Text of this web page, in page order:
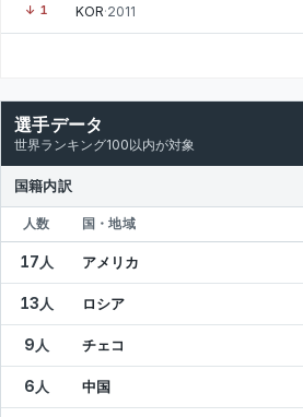
↓ 1 KOR·2011
選手データ
世界ランキング100以内が対象
国籍内訳
人数 国・地域
17人 アメリカ
13人 ロシア
9人 チェコ
6人 中国